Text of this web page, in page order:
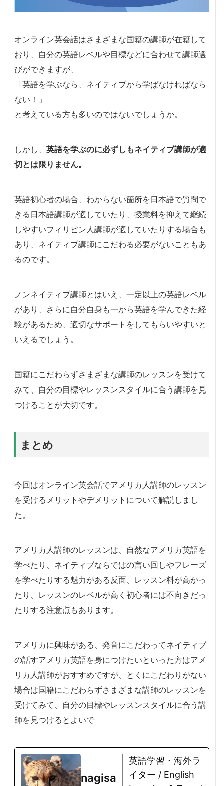
オンライン英会話はさまざまな国籍の講師が在籍して
おり、自分の英語レベルや目標などに合わせて講師選
びができますが、
「英語を学ぶなら、ネイティブから学ばなければなら
ない！」
と考えている方も多いのではないでしょうか。
しかし、 英語を学ぶのに必ずしもネイティブ講師が適
切とは限りません。
英語初心者の場合、わからない箇所を日本語で質問で
きる日本語講師が適していたり、授業料を抑えて継続
しやすいフィリピン人講師が適していたりする場合も
あり、ネイティブ講師にこだわる必要がないこともあ
るのです。
ノンネイティブ講師とはいえ、一定以上の英語レベル
があり、さらに自分自身も一から英語を学んできた経
験があるため、適切なサポートをしてもらいやすいと
いえるでしょう。
国籍にこだわらずさまざまな講師のレッスンを受けて
みて、自分の目標やレッスンスタイルに合う講師を見
つけることが大切です。
まとめ
今回はオンライン英会話でアメリカ人講師のレッスン
を受けるメリットやデメリットについて解説しまし
た。
アメリカ人講師のレッスンは、自然なアメリカ英語を
学べたり、ネイティブならではの言い回しやフレーズ
を学べたりする魅力がある反面、レッスン料が高かっ
たり、レッスンのレベルが高く初心者には不向きだっ
たりする注意点もあります。
アメリカに興味がある、発音にこだわってネイティブ
の話すアメリカ英語を身につけたいといった方はアメ
リカ人講師がおすすめですが、とくにこだわりがない
場合は国籍にこだわらずさまざまな講師のレッスンを
受けてみて、自分の目標やレッスンスタイルに合う講
師を見つけるとよいで
nagisa
英語学習・海外ラ
イター / English